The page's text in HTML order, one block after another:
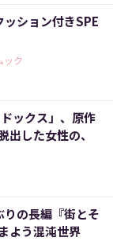
ション付きSPE
ック
ックス」、原作
出した女性の、
りの長編『街とそ
よう混沌世界